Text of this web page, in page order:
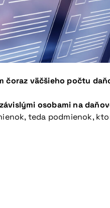
čoraz väčšieho počtu
osobami na
teda podmienok,